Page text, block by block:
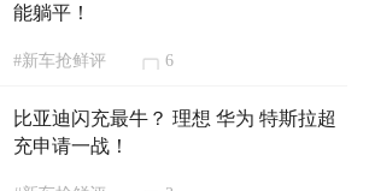
能躺平！
#新车抢鲜评 6
比亚迪闪充最牛？ 理想 华为 特斯拉超
充申请一战！